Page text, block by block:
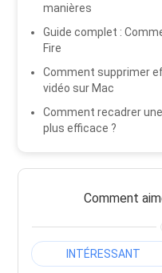
manières
Guide complet :
Fire
Comment supprimer
vidéo sur Mac
Comment recadrer
plus efficace ?
Comment
INTÉRESSANT